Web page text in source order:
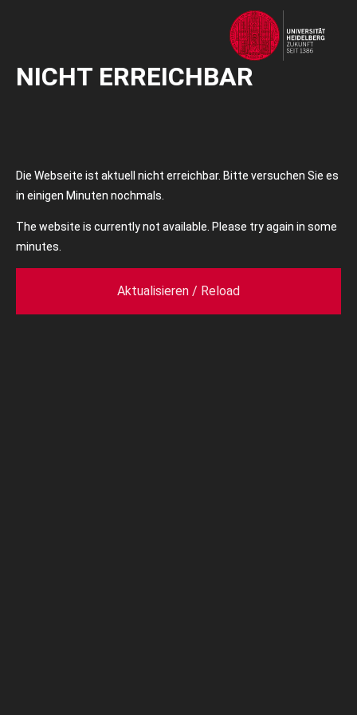
NICHT ERREICHBAR
Die Webseite ist aktuell nicht erreichbar. Bitte versuchen Sie es
in einigen Minuten nochmals.
The website is currently not available. Please try again in some
minutes.
Aktualisieren / Reload